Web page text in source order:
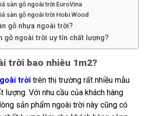
sàn gỗ ngoài trời EuroVina
sàn gỗ ngoài trời Hobi Wood
gỗ nhựa ngoài trời?
gỗ ngoài trời uy tín chất lượng?
trời bao nhiêu 1m2?
trời trên thị trường rất nhiều mẫu
lượng. Với nhu cầu của khách hàng
sản phẩm ngoài trời này cũng có